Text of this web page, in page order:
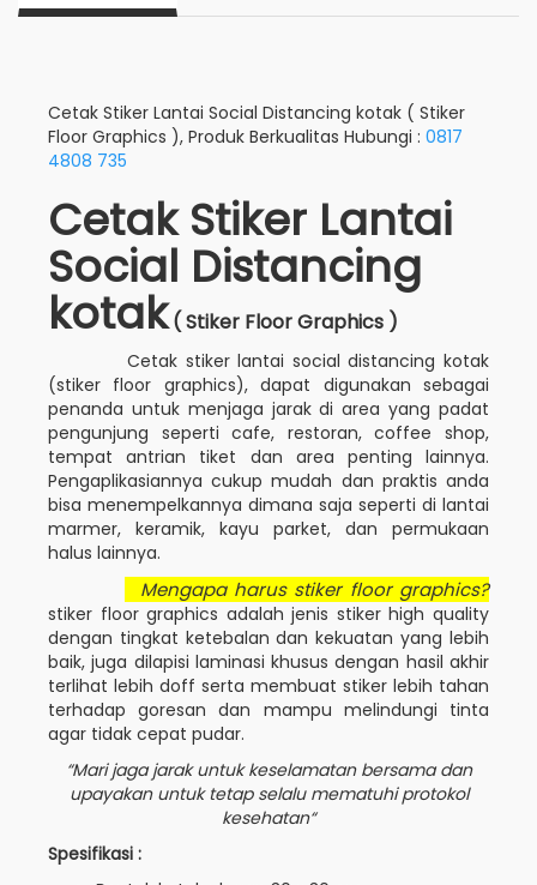
Cetak Stiker Lantai Social Distancing kotak ( Stiker
Floor Graphics ), Produk Berkualitas Hubungi : 0817
4808 735
Cetak Stiker Lantai
Social Distancing
kotak( Stiker Floor Graphics )
Cetak stiker lantai social distancing kotak
(stiker floor graphics), dapat digunakan sebagai
penanda untuk menjaga jarak di area yang padat
pengunjung seperti cafe, restoran, coffee shop,
tempat antrian tiket dan area penting lainnya.
Pengaplikasiannya cukup mudah dan praktis anda
bisa menempelkannya dimana saja seperti di lantai
marmer, keramik, kayu parket, dan permukaan
halus lainnya.
Mengapa harus stiker floor graphics?
stiker floor graphics adalah jenis stiker high quality
dengan tingkat ketebalan dan kekuatan yang lebih
baik, juga dilapisi laminasi khusus dengan hasil akhir
terlihat lebih doff serta membuat stiker lebih tahan
terhadap goresan dan mampu melindungi tinta
agar tidak cepat pudar.
“Mari jaga jarak untuk keselamatan bersama dan
upayakan untuk tetap selalu mematuhi protokol
kesehatan“
Spesifikasi :